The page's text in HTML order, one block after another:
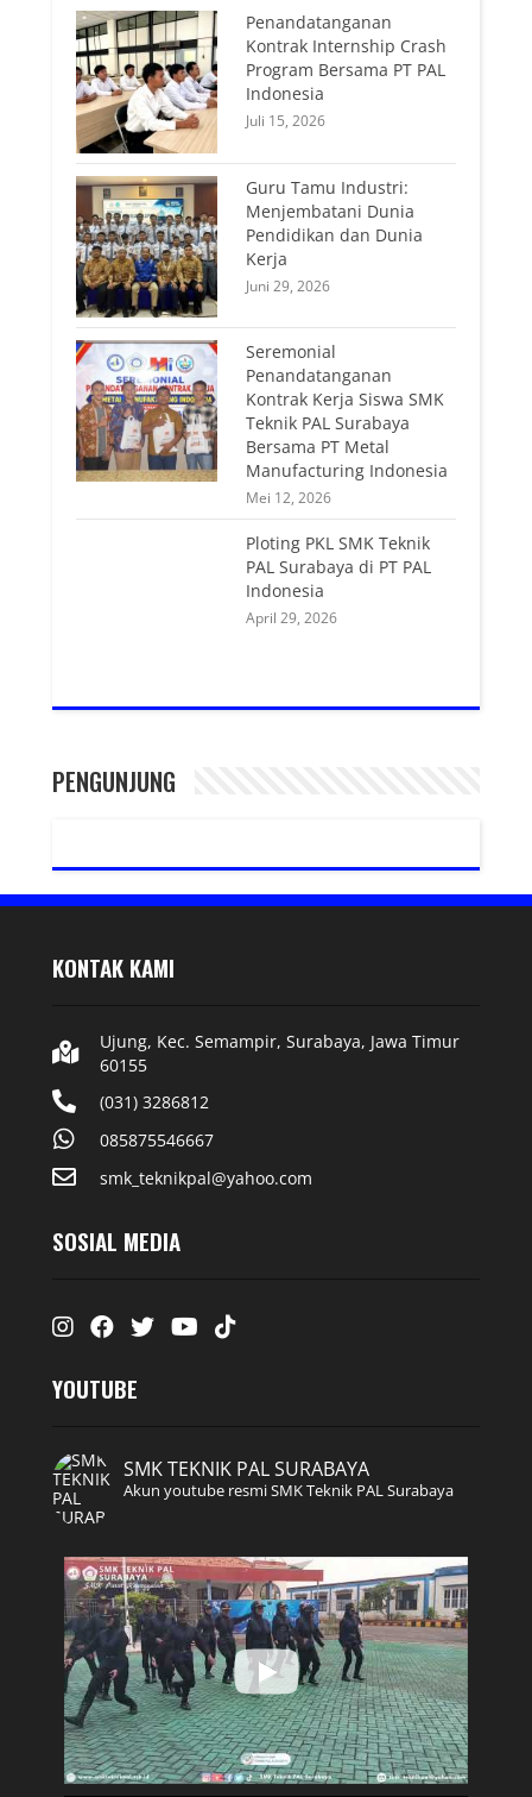
Penandatanganan
Kontrak Internship Crash
Program Bersama PT PAL
Indonesia
Juli 15, 2026
Guru Tamu Industri:
Menjembatani Dunia
Pendidikan dan Dunia
Kerja
Juni 29, 2026
Seremonial
Penandatanganan
Kontrak Kerja Siswa SMK
Teknik PAL Surabaya
Bersama PT Metal
Manufacturing Indonesia
Mei 12, 2026
Ploting PKL SMK Teknik
PAL Surabaya di PT PAL
Indonesia
April 29, 2026
PENGUNJUNG
KONTAK KAMI
Ujung, Kec. Semampir, Surabaya, Jawa Timur
60155
(031) 3286812
085875546667
smk_teknikpal@yahoo.com
SOSIAL MEDIA
Instagram
FacebookTwitterYoutube
Tiktok
YOUTUBE
SMK TEKNIK PAL SURABAYA
Akun youtube resmi SMK Teknik PAL Surabaya